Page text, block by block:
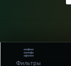
Фильтры